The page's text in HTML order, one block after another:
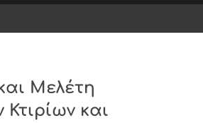
Μελέτη
Κτιρίων και